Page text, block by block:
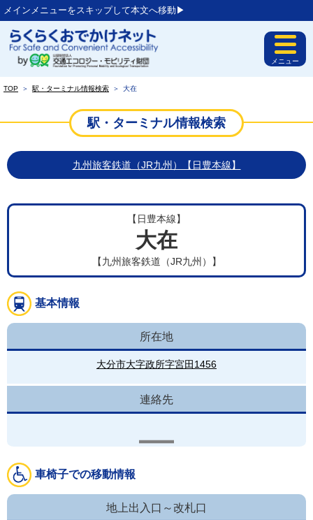
メインメニューをスキップして本文へ移動▶︎
メニュー
TOP ＞ 駅・ターミナル情報検索 ＞ 大在
駅・ターミナル情報検索
九州旅客鉄道（JR九州）【日豊本線】
【日豊本線】
大在
【九州旅客鉄道（JR九州）】
基本情報
所在地
大分市大字政所字宮田1456
連絡先
車椅子での移動情報
地上出入口～改札口